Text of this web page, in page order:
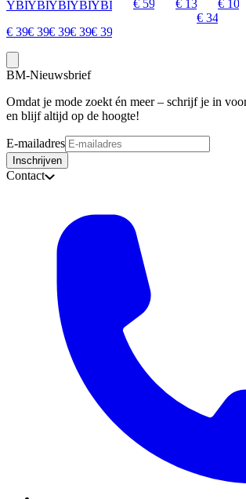
YBL002112
€ 39,99
YBL001100
€ 39,99
YBL001990
€ 39,99
YBL002100
€ 39,99
YBL002990
€ 39,99
€ 59,95
€ 130,00
€ 34,95
€
BM-Nieuwsbrief
Omdat je mode zoekt én meer – schrijf je in
en blijf altijd op de hoogte!
E-mailadres
Inschrijven
Contact